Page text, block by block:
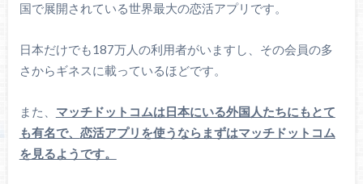
国で展開されている世界最大の恋活アプリです。
日本だけでも187万人の利用者がいますし、その会員の多
さからギネスに載っているほどです。
また、 マッチドットコムは日本にいる外国人たちにもとて
も有名で、 恋活アプリを使うならまずはマッチドットコム
を見るようです。